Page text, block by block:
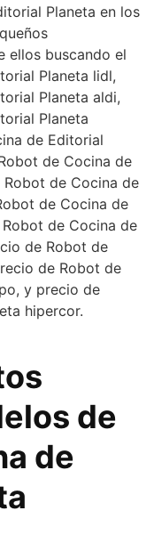
Planeta en los
ellos buscando el
Planeta lidl,
Planeta aldi,
Planeta
de Editorial
de Cocina de
de Cocina de
de Cocina de
de Cocina de
de Robot de
de Robot de
y precio de
hipercor.
de
de